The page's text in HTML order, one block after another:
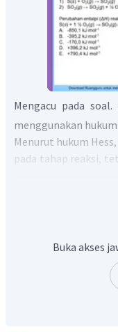
Mengacu pada
menggunakan hukum
Menurut hukum
pada tahap reaksi,
Terdapat beberapa
Jika reaksi
Jika reaksi dibagi
Buka akses